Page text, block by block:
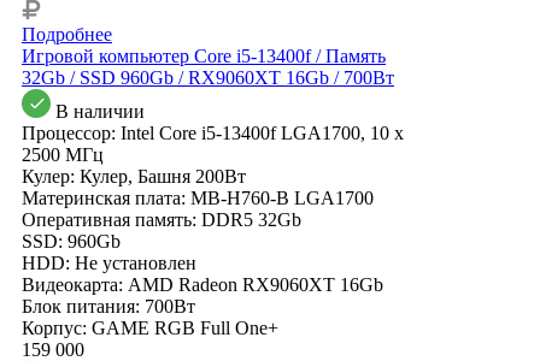
Подробнее
Игровой компьютер Core i5-13400f / Память
32Gb / SSD 960Gb / RX9060XT 16Gb / 700Вт
В наличии
Процессор: Intel Core i5-13400f LGA1700, 10 x
2500 МГц
Кулер: Кулер, Башня 200Вт
Материнская плата: MB-H760-B LGA1700
Оперативная память: DDR5 32Gb
SSD: 960Gb
HDD: Не установлен
Видеокарта: AMD Radeon RX9060XT 16Gb
Блок питания: 700Вт
Корпус: GAME RGB Full One+
159 000